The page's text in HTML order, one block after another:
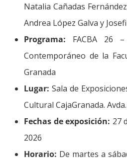
Natalia Cañadas
Andrea López Galva y
Programa: FACBA 26
Contemporáneo de la
Granada
Lugar: Sala de
Cultural CajaGranada.
Fechas de exposición: 27
2026
Horario: De martes a